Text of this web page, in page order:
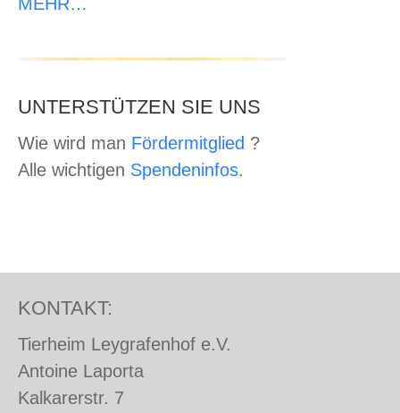
UNTERSTÜTZEN SIE UNS
Wie wird man Fördermitglied ?
Alle wichtigen Spendeninfos.
KONTAKT:
Tierheim Leygrafenhof e.V.
Antoine Laporta
Kalkarerstr. 7